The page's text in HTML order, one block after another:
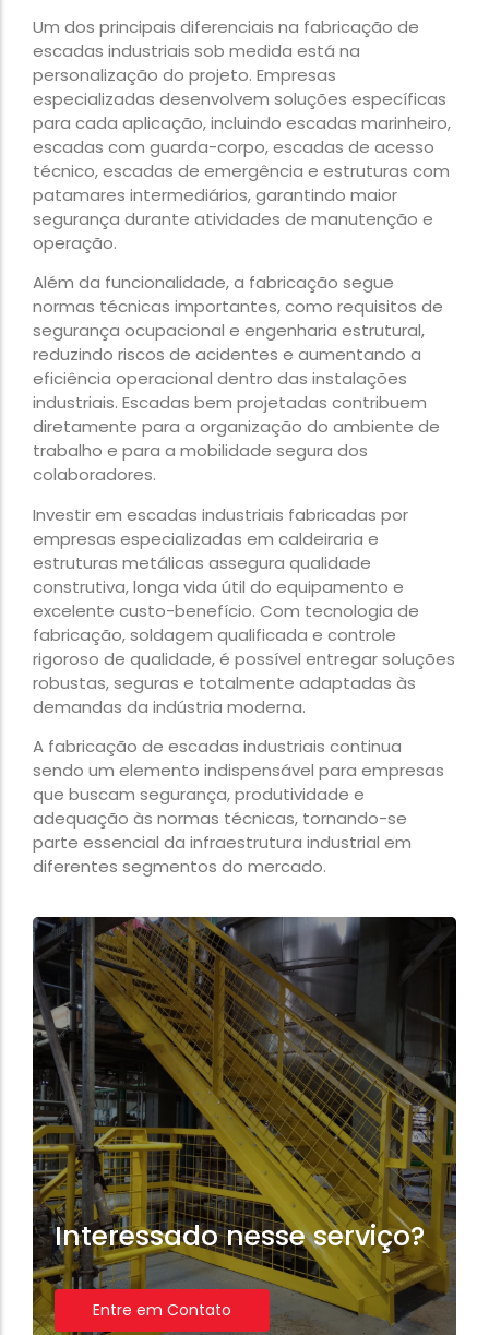
Um dos principais diferenciais na fabricação de
escadas industriais sob medida está na
personalização do projeto. Empresas
especializadas desenvolvem soluções específicas
para cada aplicação, incluindo escadas marinheiro,
escadas com guarda-corpo, escadas de acesso
técnico, escadas de emergência e estruturas com
patamares intermediários, garantindo maior
segurança durante atividades de manutenção e
operação.
Além da funcionalidade, a fabricação segue
normas técnicas importantes, como requisitos de
segurança ocupacional e engenharia estrutural,
reduzindo riscos de acidentes e aumentando a
eficiência operacional dentro das instalações
industriais. Escadas bem projetadas contribuem
diretamente para a organização do ambiente de
trabalho e para a mobilidade segura dos
colaboradores.
Investir em escadas industriais fabricadas por
empresas especializadas em caldeiraria e
estruturas metálicas assegura qualidade
construtiva, longa vida útil do equipamento e
excelente custo-benefício. Com tecnologia de
fabricação, soldagem qualificada e controle
rigoroso de qualidade, é possível entregar soluções
robustas, seguras e totalmente adaptadas às
demandas da indústria moderna.
A fabricação de escadas industriais continua
sendo um elemento indispensável para empresas
que buscam segurança, produtividade e
adequação às normas técnicas, tornando-se
parte essencial da infraestrutura industrial em
diferentes segmentos do mercado.
Interessado nesse serviço?
Entre em Contato